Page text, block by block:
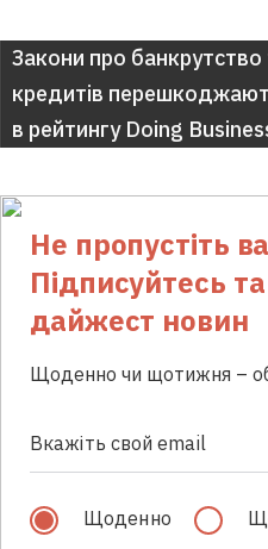
Закони про банкрутство
кредитів
в рейтингу Doing
Не пропустіть
Підписуйтесь
дайжест новин
Щоденно чи щотижня –
Щоденно